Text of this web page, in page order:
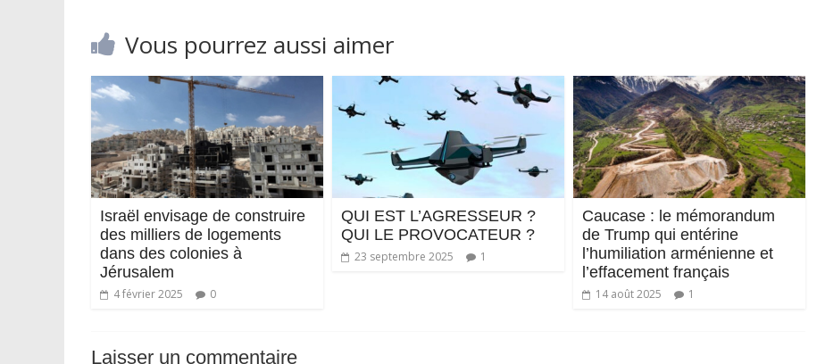
Vous pourrez aussi aimer
Israël envisage de construire
des milliers de logements
dans des colonies à
Jérusalem
4 février 2025 0
QUI EST L’AGRESSEUR ?
QUI LE PROVOCATEUR ?
23 septembre 2025 1
Caucase : le mémorandum
de Trump qui entérine
l’humiliation arménienne et
l’effacement français
14 août 2025 1
Laisser un commentaire